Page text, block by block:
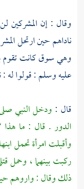
وقال : إن المشركين
ناداهم حين ارتحل
وهي سوق كانت تقوم
عليه وسلم : قولوا له
قال : ودخل النبي
الدور . قال : ما هذا
وأقبلت امرأة تحمل
ركبت بينهما ، وحمل
ذلك وقال : واروهم